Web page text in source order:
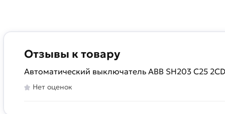
Отзывы к товару
Автоматический выключатель ABB SH203 C25
Нет оценок